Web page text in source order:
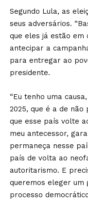
Segundo Lula, as
seus adversários.
que eles já estão em
antecipar a
para entregar ao
presidente.
“Eu tenho uma
2025, que é a de
que esse país volte
meu antecessor,
permaneça nesse
país de volta ao
autoritarismo. E
queremos eleger um
processo